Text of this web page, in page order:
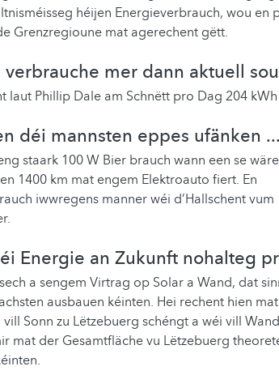
héijen Energieverbrauch, wou en
Grenzregioune mat agerechent gëtt.
mer dann aktuell
laut Phillip Dale am Schnëtt pro Dag 204
déi mannsten eppes ufänken ...
staark 100 W Bier brauch wann een se
1400 km mat engem Elektroauto fiert. En
iwwregens manner wéi d’Hallschent vum
Energie an Zukunft nohalteg
a sengem Virtrag op Solar a Wand, dat
ausbauen kéinten. Hei rechent hien
Sonn zu Lëtzebuerg schéngt a wéi vill
mat der Gesamtfläche vu Lëtzebuerg